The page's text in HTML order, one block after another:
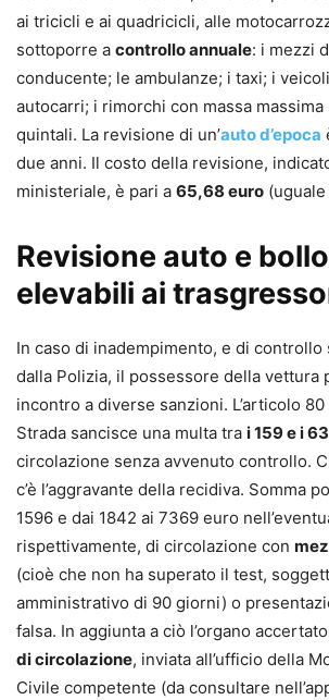
ai tricicli e ai quadricicli, alle
sottoporre a controllo annuale: i mezzi
conducente; le ambulanze; i taxi; i
autocarri; i rimorchi con massa
quintali. La revisione di un’auto d’epoca
due anni. Il costo della revisione,
ministeriale, è pari a 65,68 euro
Revisione auto e
elevabili ai
In caso di inadempimento, e di
dalla Polizia, il possessore della vettura
incontro a diverse sanzioni. L’articolo
Strada sancisce una multa tra i 159 e i
circolazione senza avvenuto controllo.
c’è l’aggravante della recidiva. Somma
1596 e dai 1842 ai 7369 euro
rispettivamente, di circolazione con
(cioè che non ha superato il test,
amministrativo di 90 giorni) o
falsa. In aggiunta a ciò l’organo
di circolazione, inviata all’ufficio della
Civile competente (da consultare